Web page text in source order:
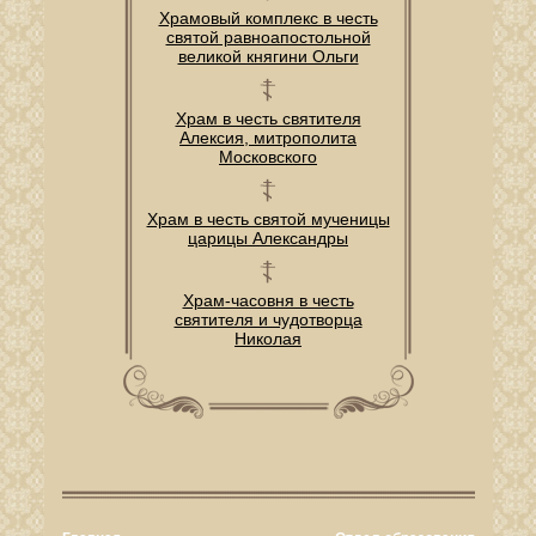
Храмовый комплекс в честь
святой равноапостольной
великой княгини Ольги
Храм в честь святителя
Алексия, митрополита
Московского
Храм в честь святой мученицы
царицы Александры
Храм-часовня в честь
святителя и чудотворца
Николая